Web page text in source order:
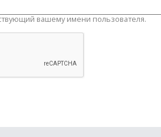
вашему имени пользователя.